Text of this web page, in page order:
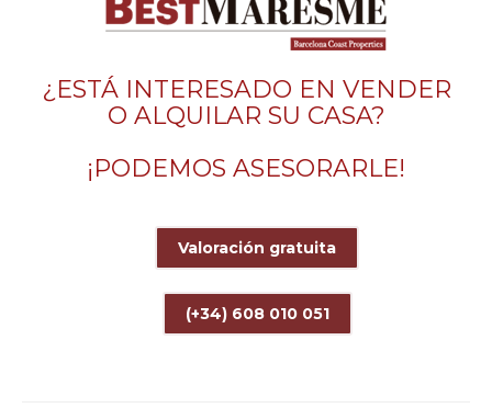
¿ESTÁ INTERESADO EN VENDER
O ALQUILAR SU CASA?
¡PODEMOS ASESORARLE!
Valoración gratuita
(+34) 608 010 051